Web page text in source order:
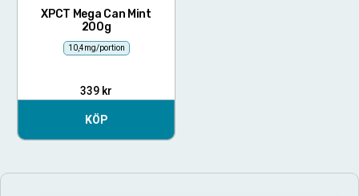
XPCT Mega Can Mint
200g
339 kr
10,4mg/portion
KÖP